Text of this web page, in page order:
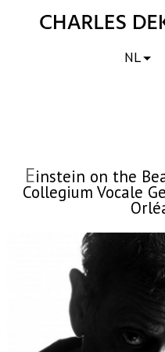
NL
Einstein on the
Collegium Vocale